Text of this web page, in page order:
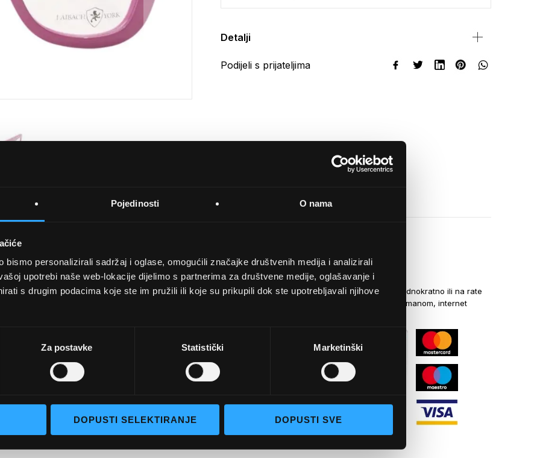
Pojedinosti O nama
bismo personalizirali sadržaj i oglase, omogućili značajke društvenih medija i analizirali
upotrebi naše web-lokacije dijelimo s partnerima za društvene medije, oglašavanje i
s drugim podacima koje ste im pružili ili koje su prikupili dok ste upotrebljavali njihove
Za postavke Statistički Marketinški
DOPUSTI SELEKTIRANJE DOPUSTI SVE
Detalji
Podijeli s prijateljima
selection
UVJETI KUPNJE
Opći uvjeti poslovanja
Napredno pretraživanje
Narudžbe i povrati
NAČINI PLAĆANJA
Kreditnim karticama jednokratno ili na rate
općom uplatnicom, virmanom, internet